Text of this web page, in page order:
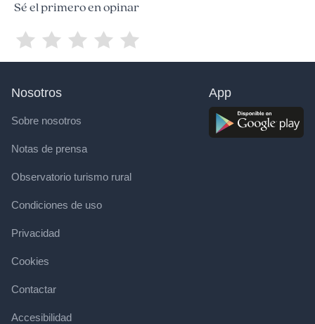
Sé el primero en opinar
Nosotros
Sobre nosotros
Notas de prensa
Observatorio turismo rural
Condiciones de uso
Privacidad
Cookies
Contactar
Accesibilidad
App